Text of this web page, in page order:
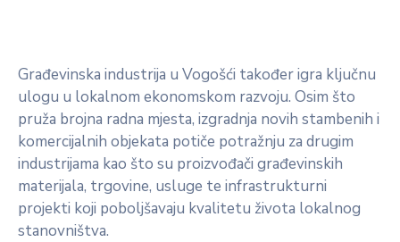
Građevinska industrija u Vogošći također igra ključnu
ulogu u lokalnom ekonomskom razvoju. Osim što
pruža brojna radna mjesta, izgradnja novih stambenih i
komercijalnih objekata potiče potražnju za drugim
industrijama kao što su proizvođači građevinskih
materijala, trgovine, usluge te infrastrukturni
projekti koji poboljšavaju kvalitetu života lokalnog
stanovništva.